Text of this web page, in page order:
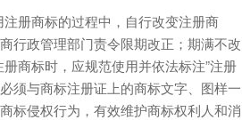
册商标的过程中，自行改变注册商
行政管理部门责令限期改正；期满不改
商标时，应规范使用并依法标注”注册
须与商标注册证上的商标文字、图样一
标侵权行为，有效维护商标权利人和消